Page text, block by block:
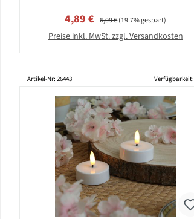
Verkaufspreis:
4,89 € Regulärer Preis:
6,09 €(19.7% gespart)
Preise inkl. MwSt. zzgl. Versandkosten
Artikel-Nr: 26443 Verfügbarkeit: